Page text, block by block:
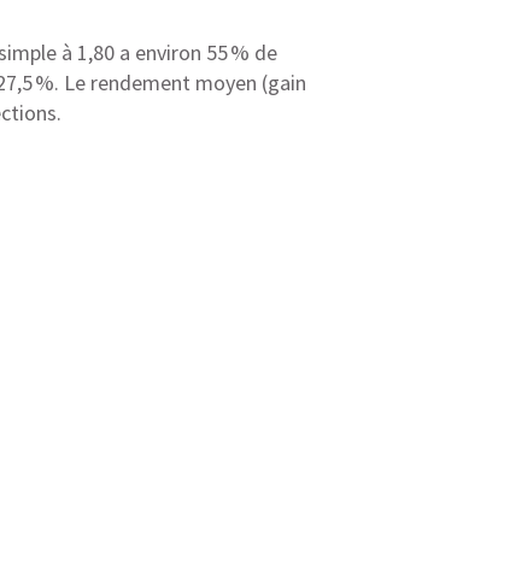
à 1,80 a environ 55 % de
%. Le rendement moyen (gain